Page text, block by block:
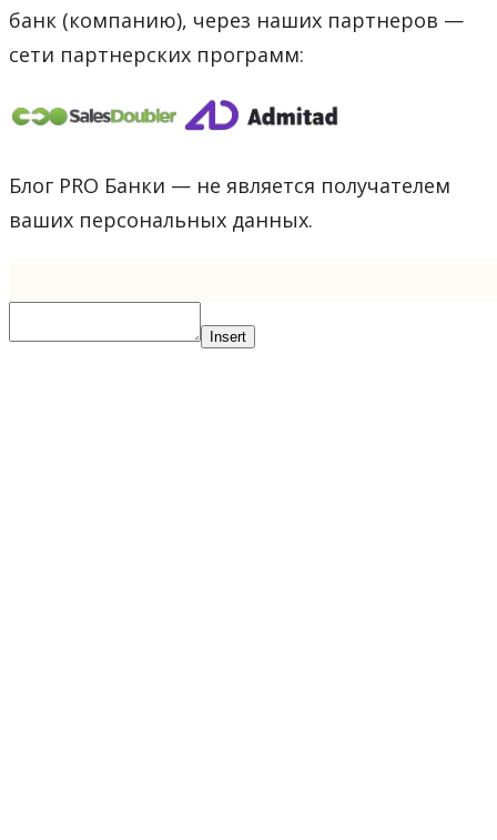
банк (компанию), через наших партнеров —
сети партнерских программ:
Блог PRO Банки — не является получателем
ваших персональных данных.
Insert